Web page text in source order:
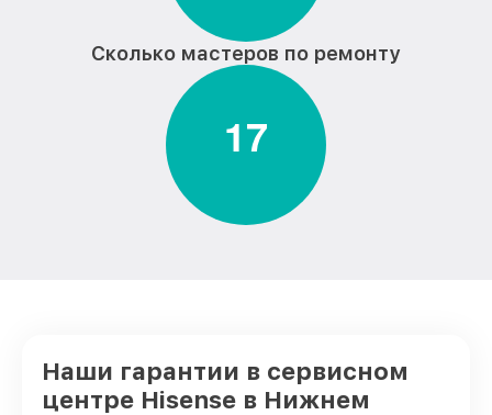
Сколько мастеров по ремонту
17
Наши гарантии в сервисном
центре Hisense в Нижнем